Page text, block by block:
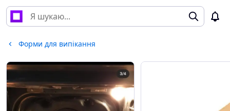
Форми для випікання